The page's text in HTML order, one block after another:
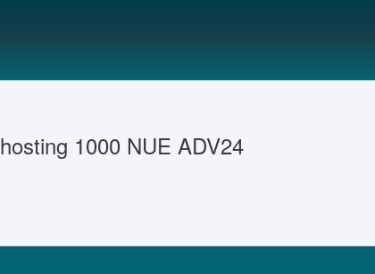
1000 NUE ADV24